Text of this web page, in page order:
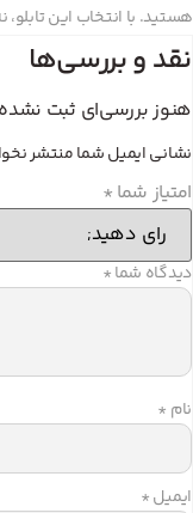
هستید. با انتخاب این
نقد و بررسی‌ها
هنوز بررسی‌ای ثبت
نشانی ایمیل شما منتشر
امتیاز شما *
دیدگاه شما*
نام *
ایمیل*